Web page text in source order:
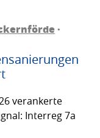
·
verankerte
Interreg 7a